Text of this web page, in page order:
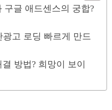
구글 애드센스의 궁합?
고 로딩 빠르게 만드
방법? 희망이 보이